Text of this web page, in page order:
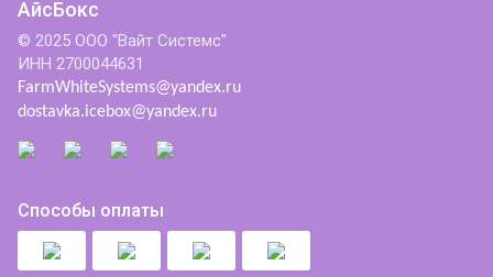
АйсБокс
© 2025 ООО "Вайт Системс"
ИНН 2700044631
FarmWhiteSystems@yandex.ru
dostavka.icebox@yandex.ru
Способы оплаты